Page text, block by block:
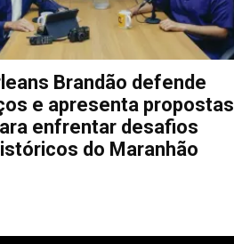
Brandão defende
e apresenta propostas
enfrentar desafios
do Maranhão